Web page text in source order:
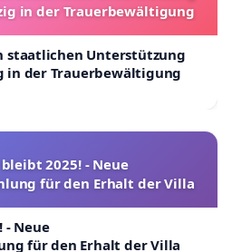
in der Trauerbewältigung
staatlichen Unterstützung
in der Trauerbewältigung
2025! - Neue
für den Erhalt der Villa
- Neue
für den Erhalt der Villa